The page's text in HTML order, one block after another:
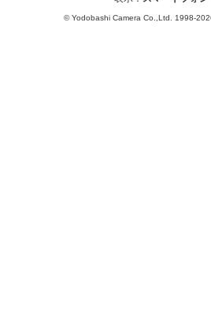
© Yodobashi Camera Co.,Ltd. 1998-